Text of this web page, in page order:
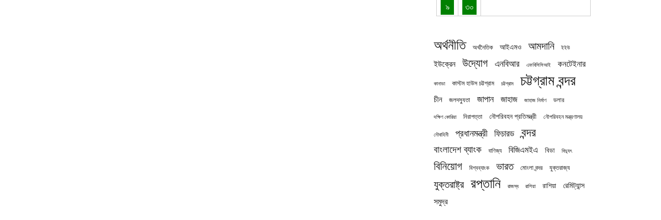
৯ ৩০
অর্থনীতি অর্থনৈতিক আইএমও আমদানি ইইউ
ইউক্রেন উদ্যোগ এনবিআর এফবিসিসিআই কনটেইনার
কানাডা কাস্টম হাউস চট্টগ্রাম চট্টগ্রাম চট্টগ্রাম বন্দর
চীন জলদস্যুতা জাপান জাহাজ জাহাজ নির্মাণ ডলার
দক্ষিণ কোরিয়া নিরাপত্তা নৌপরিবহন প্রতিমন্ত্রী নৌপরিবহন মন্ত্রণালয়
নৌবাহিনী প্রধানমন্ত্রী ফিচারড বন্দর
বাংলাদেশ ব্যাংক বাণিজ্য বিজিএমইএ বিডা বিদ্যুৎ
বিনিয়োগ বিশ্বব্যাংক ভারত মোংলা বন্দর যুক্তরাজ্য
যুক্তরাষ্ট্র রপ্তানি রাজস্ব রাশিয়া রাশিয়া রেমিট্যান্স
সমুদ্র